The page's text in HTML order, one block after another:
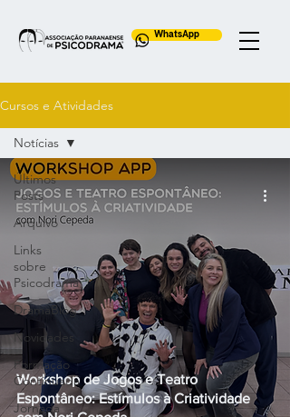
WhatsApp
Cursos e Atividades
Últimos
Posts
Arquivo
Links
sobre
Psicodrama
DramaBlog
Novidades
Formação
Continuada
Jornada
Notícias
Workshop de Jogos e Teatro
Espontâneo: Estímulos à Criatividade